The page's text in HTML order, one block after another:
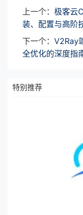
上一个： 极客云
装、配置与高阶
下一个： V2Ray
全优化的深度指
特别推荐